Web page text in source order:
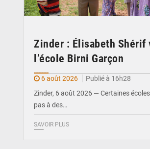
Zinder : Élisabeth Shérif
l’école Birni Garçon
6 août 2026
Publié à 16h28
Zinder, 6 août 2026 — Certaines
pas à des…
SAVOIR PLUS